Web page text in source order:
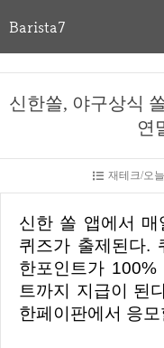
Barista7
신한쏠, 야구상식
연
재테크/오
신한 쏠 앱에서 매일 오전 00시에 야구상식 쏠
퀴즈가 출제된다.
한포인트가
트까지 지급이 된
한페이판에서 응